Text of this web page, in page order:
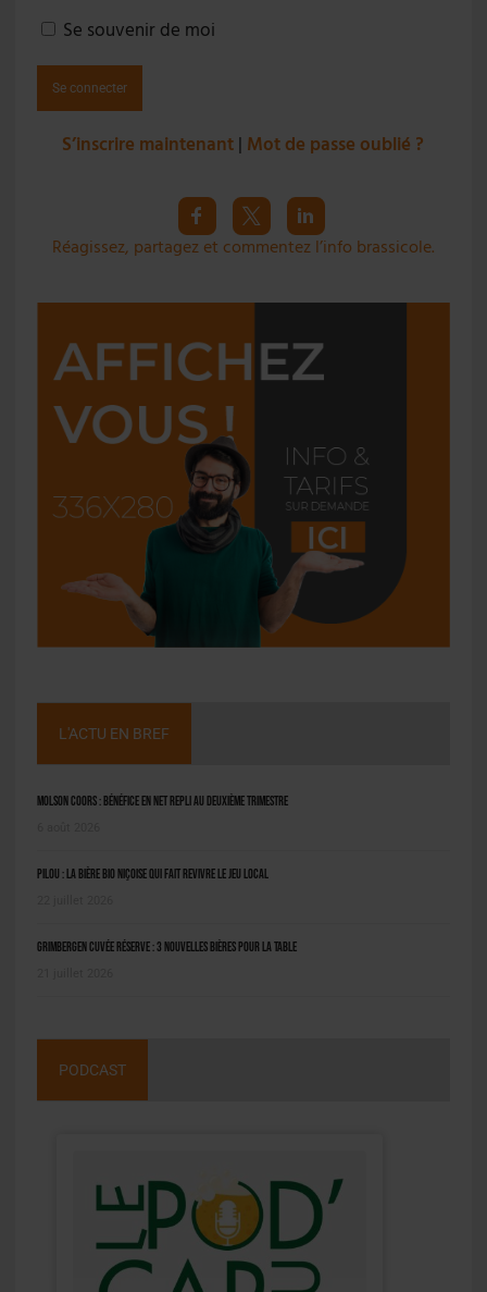
Se souvenir de moi
S’inscrire maintenant | Mot de passe oublié ?
Réagissez, partagez et commentez l’info brassicole.
L'ACTU EN BREF
Molson Coors : bénéfice en net repli au deuxième trimestre
Pilou : la bière bio niçoise qui fait revivre le jeu local
Grimbergen Cuvée Réserve : 3 nouvelles bières pour la table
PODCAST